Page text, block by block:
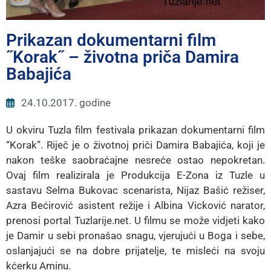
E-
Uprava
Kontakt
Prikazan dokumentarni film
˝Korak˝ – životna priča Damira
Babajića
24.10.2017. godine
U okviru Tuzla film festivala prikazan dokumentarni film
“Korak”. Riječ je o životnoj priči Damira Babajića, koji je
nakon teške saobraćajne nesreće ostao nepokretan.
Ovaj film realizirala je Produkcija E-Zona iz Tuzle u
sastavu Selma Bukovac scenarista, Nijaz Bašić režiser,
Azra Bećirović asistent režije i Albina Vicković narator,
prenosi portal Tuzlarije.net. U filmu se može vidjeti kako
je Damir u sebi pronašao snagu, vjerujući u Boga i sebe,
oslanjajući se na dobre prijatelje, te misleći na svoju
kćerku Aminu.